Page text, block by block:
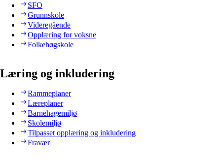
SFO
Grunnskole
Videregående
Opplæring for voksne
Folkehøgskole
Læring og inkludering
Rammeplaner
Læreplaner
Barnehagemiljø
Skolemiljø
Tilpasset opplæring og inkludering
Fravær